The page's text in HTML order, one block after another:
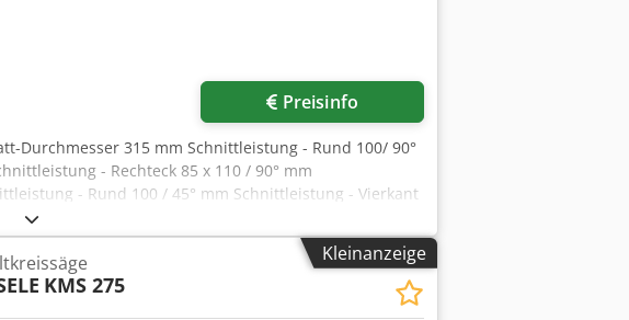
Preisinfo
Durchmesser 315 mm Schnittleistung - Rund 100/ 90°
- Rechteck 85 x 110 / 90° mm
- Rund 100 / 45° mm Schnittleistung - Vierkant
Stromspannung 400 V / 50 Hz Motorleistung 1 kW
(Länge/Breite/Höhe) 980 x 790 x 780 mm
2-Stufenmotor, pneumatischer
Gehrungsmöglichkeit 45° links und
Kleinanzeige
KMS 275